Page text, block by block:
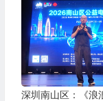
深圳南山区：《浪